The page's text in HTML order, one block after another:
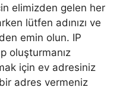
elimizden gelen her
lütfen adınızı ve
emin olun. IP
oluşturmanız
için ev adresiniz
adres vermeniz